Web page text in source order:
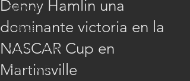
NASCAR
IndyCar
Autos Turismo
Fórmula E
Denny Hamlin una
dominante victoria en la
NASCAR Cup en
Martinsville